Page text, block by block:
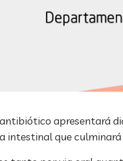
apresentará
intestinal que